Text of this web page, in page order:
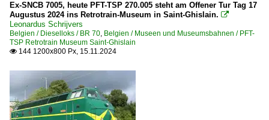
Ex-SNCB 7005, heute PFT-TSP 270.005 steht am Offener Tur Tag 17
Augustus 2024 ins Retrotrain-Museum in Saint-Ghislain. 
Leonardus Schrijvers
Belgien / Dieselloks / BR 70, Belgien / Museen und Museumsbahnen / PFT-
TSP Retrotrain Museum Saint-Ghislain
 144 1200x800 Px, 15.11.2024